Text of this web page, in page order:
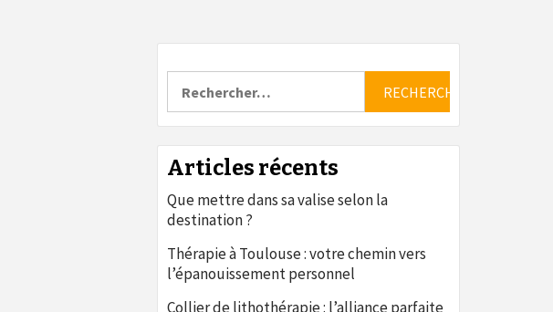
Articles récents
Que mettre dans sa valise selon la
destination ?
Thérapie à Toulouse : votre chemin vers
l’épanouissement personnel
Collier de lithothérapie : l’alliance parfaite